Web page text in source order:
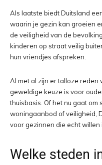
Als laatste biedt Duitsland
waarin je gezin kan groeien
de veiligheid van de
kinderen op straat veilig
hun vriendjes afspreken.
Al met al zijn er talloze
geweldige keuze is voor
thuisbasis. Of het nu gaat
woningaanbod of veiligheid,
voor gezinnen die echt willen
Welke steden